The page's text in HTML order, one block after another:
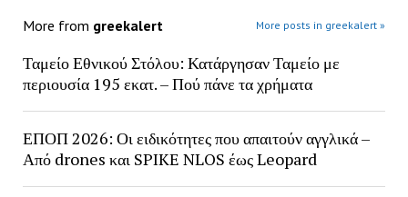
More from greekalert More posts in greekalert »
Ταμείο Εθνικού Στόλου: Κατάργησαν Ταμείο με
περιουσία 195 εκατ. – Πού πάνε τα χρήματα
ΕΠΟΠ 2026: Οι ειδικότητες που απαιτούν αγγλικά –
Από drones και SPIKE NLOS έως Leopard